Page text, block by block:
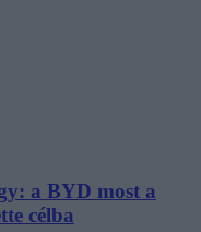
a BYD most a
célba